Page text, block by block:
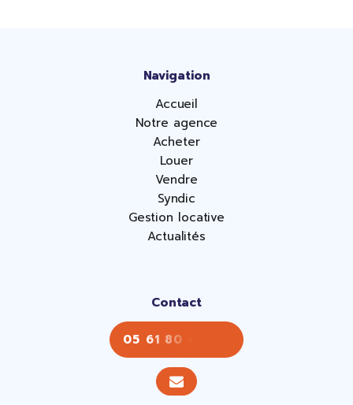
Navigation
Accueil
Notre agence
Acheter
Louer
Vendre
Syndic
Gestion locative
Actualités
Contact
05 61 80 43 43